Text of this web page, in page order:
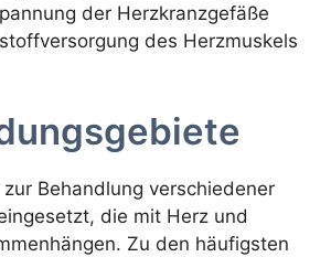
der Herzkranzgefäße
des Herzmuskels
Behandlung verschiedener
die mit Herz und
Zu den häufigsten